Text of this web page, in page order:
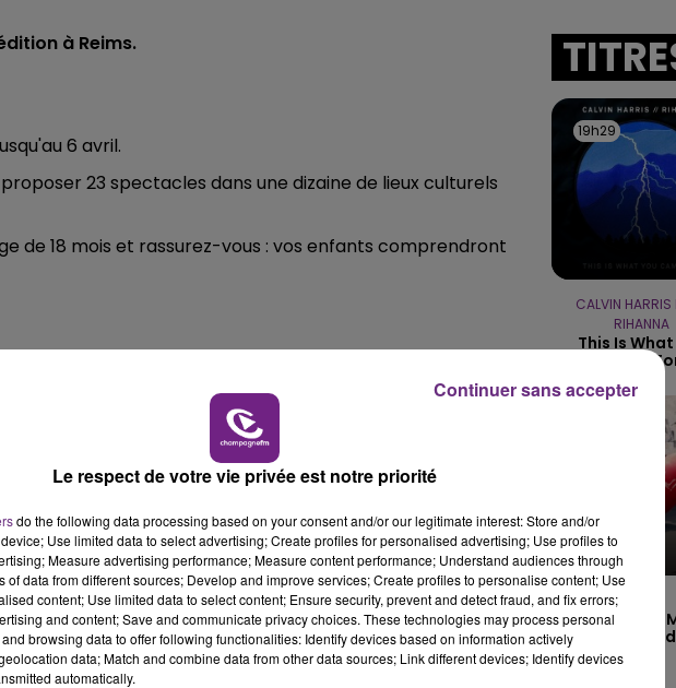
LE BEST OF DE LA FAMILLE
CHAMPAGNE FM
6h00 - 10h00
LA FAMILLE
à Reims.
6 avril.
23 spectacles dans une dizaine de lieux culturels
de 18 mois et rassurez-vous : vos enfants comprendront
avec, entre autres, le spectacle "Lettres jamais écrites".
à qui ils n'ont jamais osé écrire :
19h29
19h29
CALVIN HARRIS
RIHANNA
This Is What
Came
Where Is
Le respect de votre vie privée est notre priorité
do the following data processing based on your consent and/or our legitimate interest: Store and/or
Use limited data to select advertising; Create profiles for personalised advertising; Use profiles to
Measure advertising performance; Measure content performance; Understand audiences through
of data from different sources; Develop and improve services; Create profiles to personalise content; Use
content; Use limited data to select content; Ensure security, prevent and detect fraud, and fix errors;
and content; Save and communicate privacy choices. These technologies may process personal
browsing data to offer following functionalities: Identify devices based on information actively
data; Match and combine data from other data sources; Link different devices; Identify devices
automatically.
Continuer sans accepter